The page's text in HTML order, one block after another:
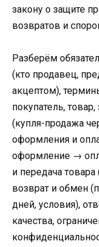
закону о защите
возвратов и
Разберём
(кто продавец,
акцептом),
покупатель,
(купля-продажа
оформления и
оформление →
и передача
возврат и обмен
дней, условия),
качества,